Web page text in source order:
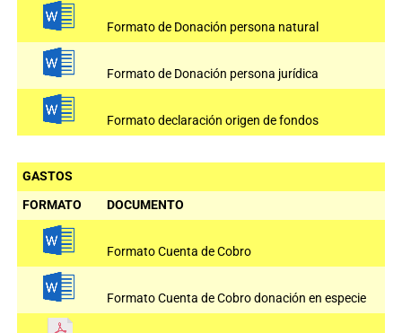
Formato de Donación persona natural
Formato de Donación persona jurídica
Formato declaración origen de fondos
GASTOS
FORMATO
DOCUMENTO
Formato Cuenta de Cobro
Formato Cuenta de Cobro donación en especie